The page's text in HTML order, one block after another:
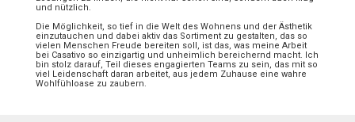
und nützlich.
Die Möglichkeit, so tief in die Welt des Wohnens und der Ästhetik
einzutauchen und dabei aktiv das Sortiment zu gestalten, das so
vielen Menschen Freude bereiten soll, ist das, was meine Arbeit
bei Casativo so einzigartig und unheimlich bereichernd macht. Ich
bin stolz darauf, Teil dieses engagierten Teams zu sein, das mit so
viel Leidenschaft daran arbeitet, aus jedem Zuhause eine wahre
Wohlfühloase zu zaubern.